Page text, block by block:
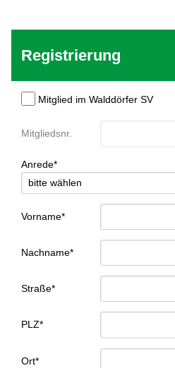
Registrierung
Mitglied im Walddörfer SV
Mitgliedsnr.
Anrede*
Vorname*
Nachname*
Straße*
PLZ*
Ort*